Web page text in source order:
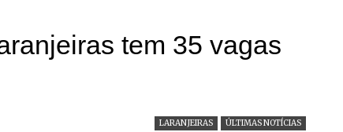
tem 35 vagas
LARANJEIRAS ÚLTIMAS NOTÍCIAS